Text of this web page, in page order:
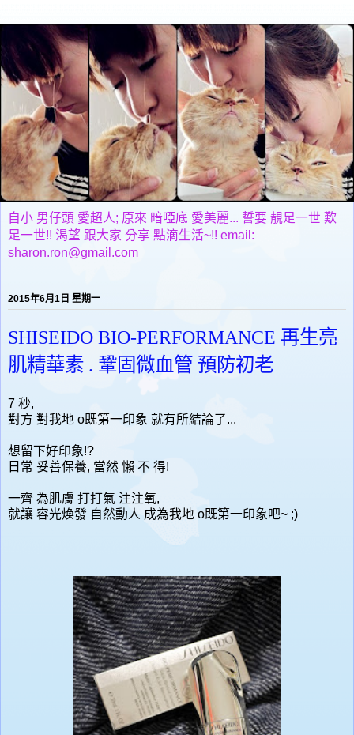
自小 男仔頭 愛超人; 原來 暗啞底 愛美麗... 誓要 靚足一世 歎
足一世!! 渴望 跟大家 分享 點滴生活~!! email:
sharon.ron@gmail.com
2015年6月1日 星期一
SHISEIDO BIO-PERFORMANCE 再生亮
肌精華素​ . 鞏固微血管 預防初老
7 秒,
對方 對我地 o既第一印象 就有所結論了...
想留下好印象!?
日常 妥善保養, 當然 懶 不 得!
一齊 為肌膚 打打氣 注注氧,
就讓 容光煥發 自然動人 成為我地 o既第一印象吧~ ;)